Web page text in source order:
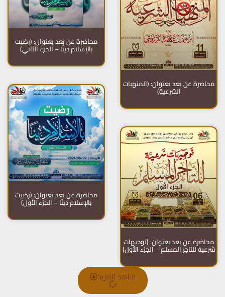
محاضرة عن بعد بعنوان: (المنهيات
الشرعية)
محاضرة عن بعد بعنوان: (رضيت
بالإسلام دينًا – الجزء الثاني)
محاضرة عن بعد بعنوان: (توجيهات
شرعية للتاجر المسلم – الجزء الأول)
محاضرة عن بعد بعنوان: (رضيت
بالإسلام دينًا – الجزء الأول)
شاهد المزيد